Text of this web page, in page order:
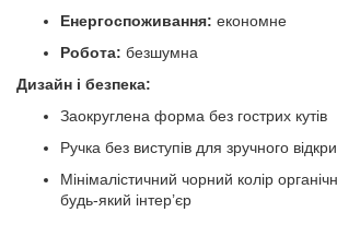
Енергоспоживання: економне
Робота: безшумна
Дизайн і безпека:
Заокруглена форма без гострих кутів
Ручка без виступів для зручного
Мінімалістичний чорний колір
будь-який інтер’єр